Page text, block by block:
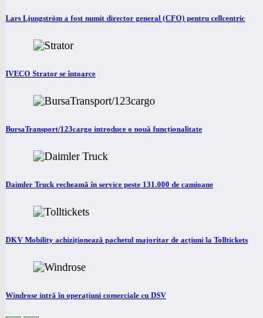
Lars Ljungström a fost numit director general (CFO) pentru cellcentric
IVECO Strator se întoarce
BursaTransport/123cargo introduce o nouă funcționalitate
Daimler Truck recheamă în service peste 131.000 de camioane
DKV Mobility achiziționează pachetul majoritar de acțiuni la Tolltickets
Windrose intră în operațiuni comerciale cu DSV